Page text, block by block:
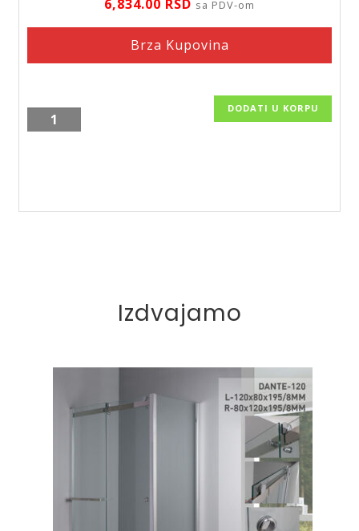
6,834.00 RSD sa PDV-om
Brza Kupovina
Slavina
za
Zumba
DODATI U KORPU
Izdvajamo